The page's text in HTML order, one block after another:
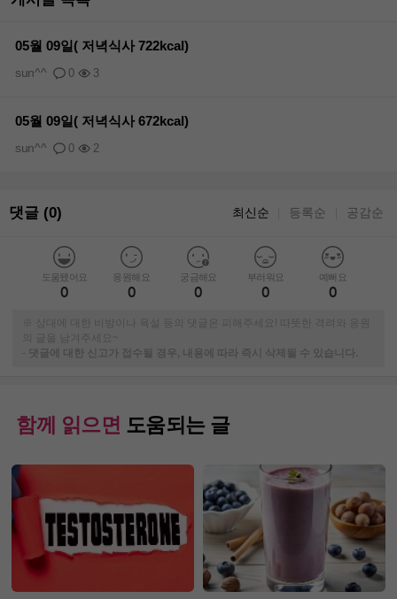
05월 09일( 저녁식사 722kcal)
0 3
sun^^
05월 09일( 저녁식사 672kcal)
0 2
sun^^
댓글 (0) 최신순 등록순 공감순
도움됐어요
0
응원해요
0
궁금해요
0
부러워요
0
예뻐요
0
※ 상대에 대한 비방이나 욕설 등의 댓글은 피해주세요! 따뜻한 격려와 응원
의 글을 남겨주세요~
-
댓글에 대한 신고가 접수될 경우, 내용에 따라 즉시 삭제될 수 있습니다.
함께 읽으면 도움되는 글